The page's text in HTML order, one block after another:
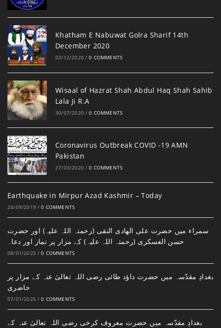
Khatham E Nabuwat Golra Sharif 14th
December 2020
03/12/2020 / 0 COMMENTS
Wisaal of Hazrat Shah Abdul Haq Shah Sahib
Lala Ji R.A
30/07/2020 / 0 COMMENTS
Coronavirus Outbreak COVID -19 AMN
Pakistan
27/03/2020 / 0 COMMENTS
Earthquake in Mirpur Azad Kashmir – Today
24/09/2019 / 0 COMMENTS
سمراء میں حضرت علی الھادی النقی (رحمتہ اللہ علیہ) اور حضرت
حسن العسکری (رحمتہ اللہ علیہ) کے مزار پر نماز اور دعا۔
08/01/2025 / 0 COMMENTS
بغدادِ مقدّسہ میں حضرت داؤد طائی رضی اللہ تعالیٰ عنہ کے مزار پر
حاضری
07/01/2025 / 0 COMMENTS
بغدادِ مقدّسہ میں حضرت معروف کرخی رضی اللہ تعالیٰ عنہ کے